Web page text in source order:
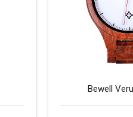
Bewell